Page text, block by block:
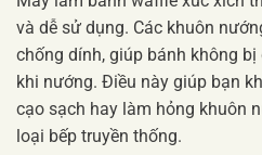
và dễ sử dụng. Các khuôn
chống dính, giúp bánh không
khi nướng. Điều này giúp bạn
cạo sạch hay làm hỏng khuôn
loại bếp truyền thống.